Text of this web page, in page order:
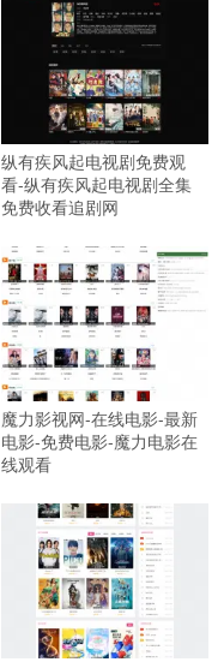
纵有疾风起电视剧免费观
看-纵有疾风起电视剧全集
免费收看追剧网
魔力影视网-在线电影-最新
电影-免费电影-魔力电影在
线观看